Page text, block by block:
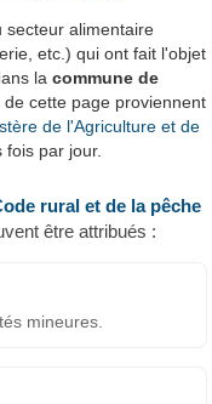
secteur alimentaire
etc.) qui ont fait l'objet
lacommune de
de cette page proviennent
de l'Agriculture et de
par jour.
rural et de la pêche
être attribués :
mineures.